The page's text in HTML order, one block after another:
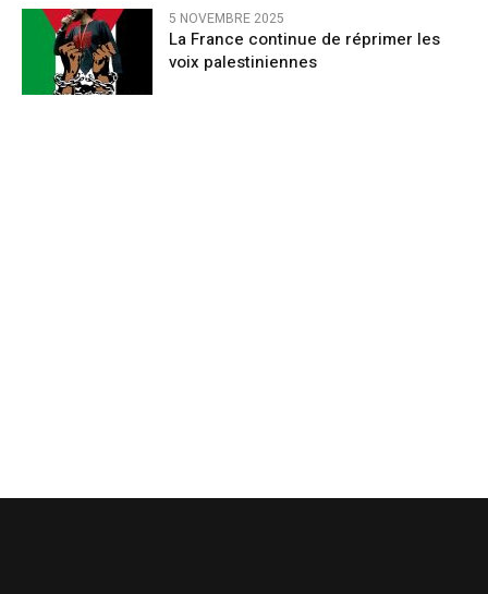
5 NOVEMBRE 2025
La France continue de réprimer les
voix palestiniennes